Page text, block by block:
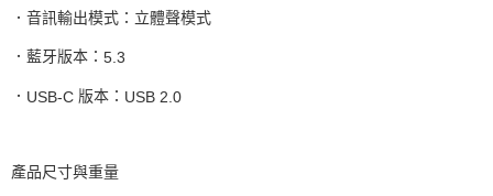
．音訊輸出模式：立體聲模式
．藍牙版本： 5.3
． USB-C 版本： USB 2.0
產品尺寸與重量